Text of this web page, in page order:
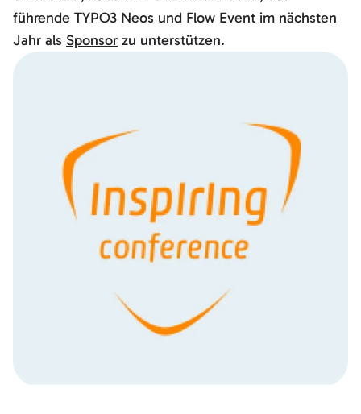
führende TYPO3 Neos und Flow Event im nächsten
Jahr als Sponsor zu unterstützen.